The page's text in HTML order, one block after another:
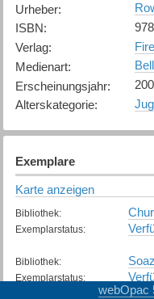
Urheber:
ISBN:
Verlag:
Medienart:
Erscheinungsjahr:
Alterskategorie:
Exemplare
Karte anzeigen
Bibliothek: Chur
Exemplarstatus:
Bibliothek:
Exemplarstatus:
webOpac